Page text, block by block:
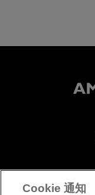
Cookie 通知